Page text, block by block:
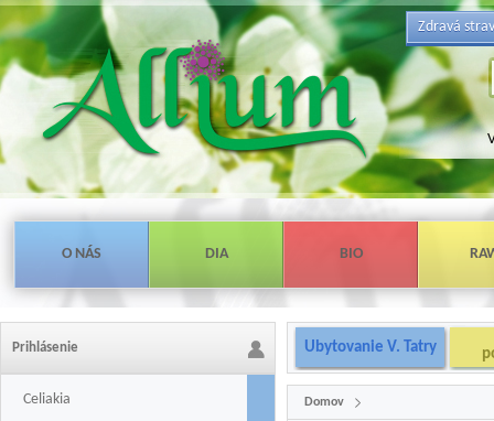
Zdravá
O NÁS DIA BIO
Prihlásenie
Celiakia
Ubytovanie V. Tatry
Domov